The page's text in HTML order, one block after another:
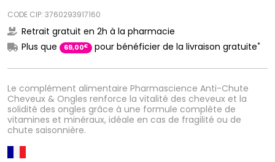
Le complément alimentaire Pharmascience Anti-Chute
Cheveux & Ongles renforce la vitalité des cheveux et la
solidité des ongles grâce à une formule complète de
vitamines et minéraux, idéale en cas de fragilité ou de
chute saisonnière.
CODE CIP: 3760293917160
Retrait gratuit en 2h à la pharmacie
Plus que
69,00€ pour bénéficier de la livraison gratuite*